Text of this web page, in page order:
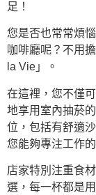
足！
您是否也常常煩
咖啡廳呢？不用
la Vie」。
在這裡，您不僅
地享用室內抽菸
位，包括有舒適
您能夠專注工作
店家特別注重食
選，每一杯都是